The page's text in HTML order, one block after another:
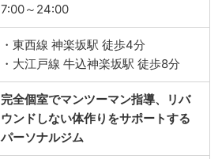
7:00～24:00
・東西線 神楽坂駅 徒歩4分
・大江戸線 牛込神楽坂駅 徒歩8分
完全個室でマンツーマン指導、リバ
ウンドしない体作りをサポートする
パーソナルジム